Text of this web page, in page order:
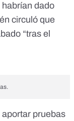
dado
circuló que
“tras el
pruebas